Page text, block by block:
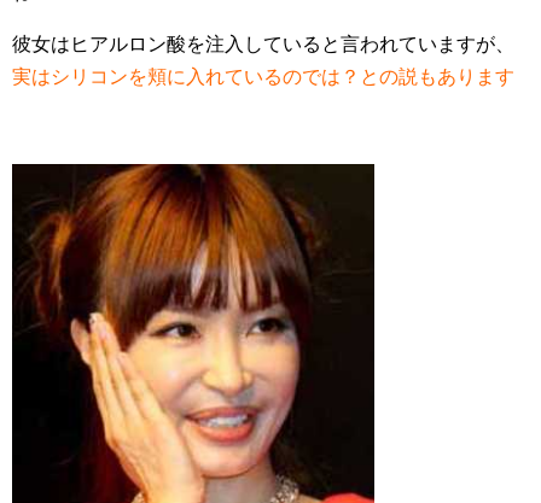
彼女はヒアルロン酸を注入していると言われていますが、
実はシリコンを頬に入れているのでは？との説もあります